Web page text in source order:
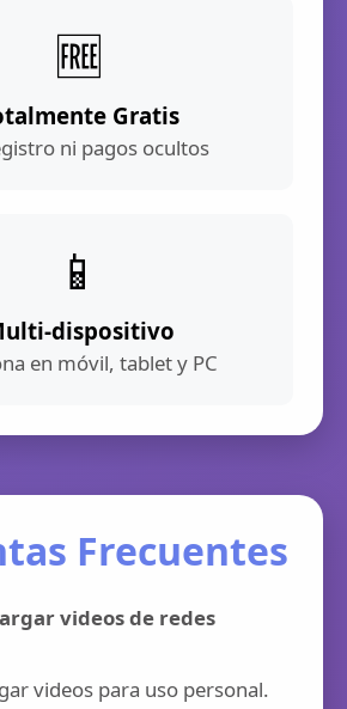
🆓
Gratis
ni pagos ocultos
📱
dispositivo
en móvil, tablet y PC
Frecuentes
videos de redes
videos para uso personal.